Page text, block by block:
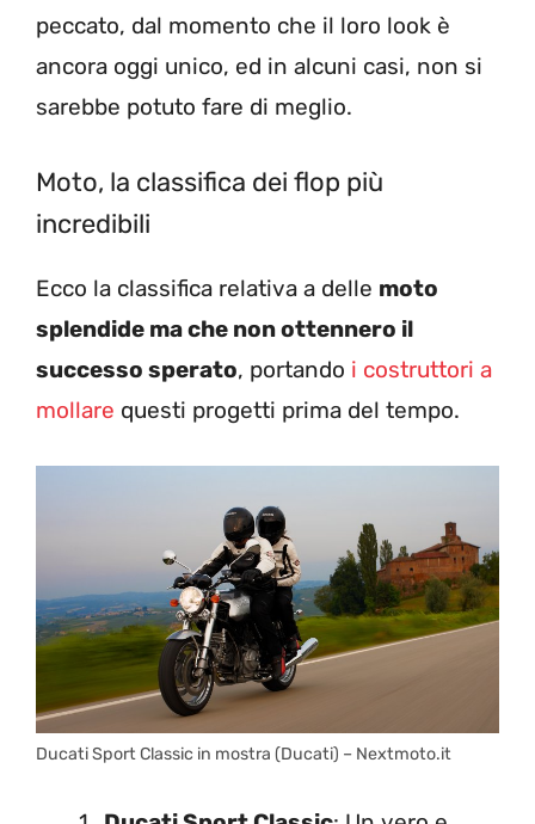
peccato, dal momento che il loro look è
ancora oggi unico, ed in alcuni casi, non si
sarebbe potuto fare di meglio.
Moto, la classifica dei flop più
incredibili
Ecco la classifica relativa a delle moto
splendide ma che non ottennero il
successo sperato, portando i costruttori a
mollare questi progetti prima del tempo.
Ducati Sport Classic in mostra (Ducati) – Nextmoto.it